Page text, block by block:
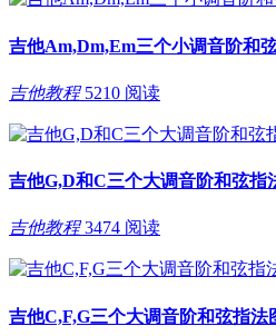
吉他Am,Dm,Em三个小调音阶和
吉他教程 5210 阅读
吉他G,D和C三个大调音阶和弦指
吉他教程 3474 阅读
吉他C,F,G三个大调音阶和弦指法